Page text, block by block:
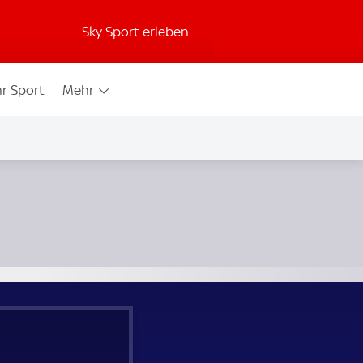
Sky Sport erleben
Sport Mehr